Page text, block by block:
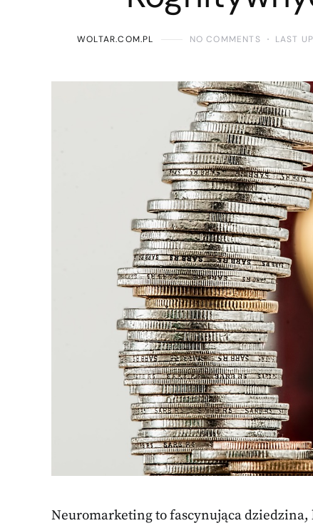
WOLTAR.COM.PL NO COMMENTS LAST
Neuromarketing to fascynująca dziedzina,